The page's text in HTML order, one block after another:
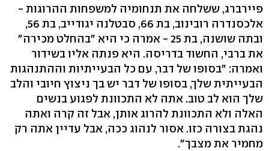
פיירברג, ששלחה את תנחומיה למשפחות ההרוגות -
אלכסנדרה רובינוב, בת 66, סבטלנה יגודייב, בת 56,
ובתה שושנה, בת 25 - אמרה כי היא "בהחלט מכירה"
את ברבי, החשוד בדריסה. היא פנתה אליו בשידור
ואמרה: "בסופו של דבר, עם כל הבעייתיות וההתנהגות
הבעייתית שלך, בסופו של דבר יש בך ניצוץ חיובי והלב
שלך הוא לב טוב. אתה לא התכוונת לפגוע בנשים
האלה ולא התכוונת להרוג אותן, אבל זה קרה ואתה
נהגת בצורה כזו. אסור לנהוג ככה, אבל עדיין אתה רק
מחמיר את מצבך".